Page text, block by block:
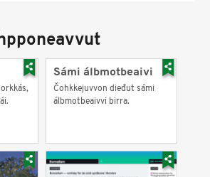
Sámi álbmotbeaivi
Čohkkejuvvon dieđut sámi
álbmotbeaivvi birra.